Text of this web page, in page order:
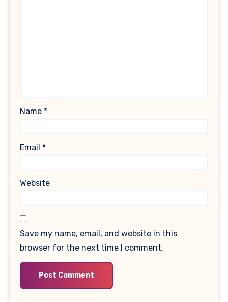
Name *
Email *
Website
Save my name, email, and website in this
browser for the next time I comment.